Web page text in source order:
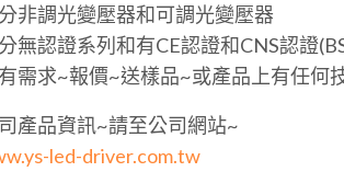
非調光變壓器和可調光變壓器
無認證系列和有CE認證和CNS認證
需求~報價~送樣品~或產品上有任何
產品資訊~請至公司網站~
led-driver.com.tw